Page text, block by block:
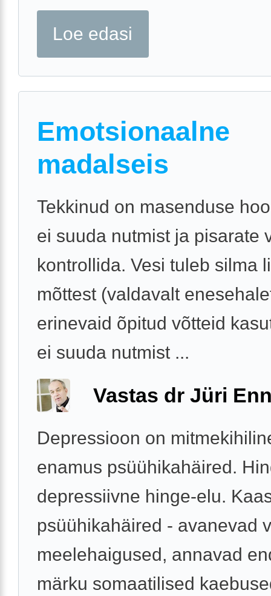
Loe edasi
Emotsionaalne
madalseis
Tekkinud on masenduse
ei suuda nutmist ja pisarate
kontrollida. Vesi tuleb silma
mõttest (valdavalt
erinevaid õpitud võtteid
ei suuda nutmist ...
Vastas dr Jüri
Depressioon on
enamus psüühikahäired.
depressiivne hinge-elu.
psüühikahäired - avanevad
meelehaigused, annavad
märku somaatilised